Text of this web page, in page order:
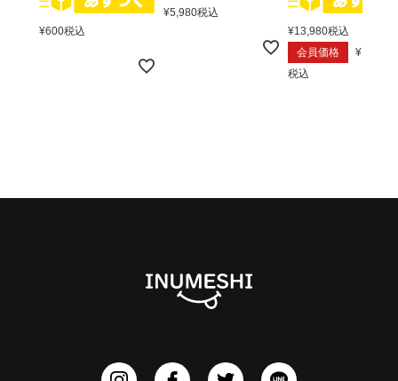
¥600税込
¥5,980税込
¥13,980税込
会員価格
¥
税込